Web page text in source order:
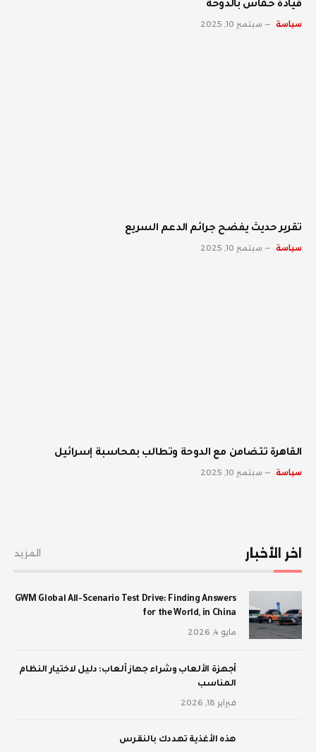
قيادة حماس بالدوحة
سياسة سبتمبر 10, 2025
تقرير حديث يفضح جرائم الدعم السريع
سياسة سبتمبر 10, 2025
القاهرة تتضامن مع الدوحة وتطالب بمحاسبة إسرائيل
سياسة سبتمبر 10, 2025
اخر الأخبار المزيد
GWM Global All-Scenario Test Drive: Finding Answers
for the World, in China
مايو 4, 2026
أجهزة الألعاب وشراء جهاز ألعاب: دليل لاختيار النظام
المناسب
فبراير 18, 2026
‫هذه الأغذية تهددك بالنقرس